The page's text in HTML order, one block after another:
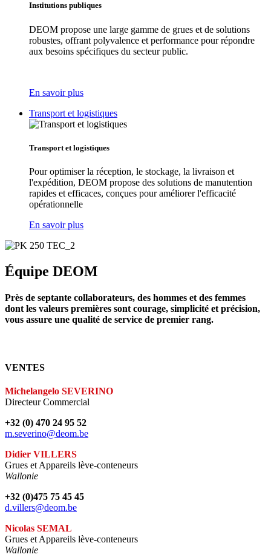
Institutions publiques
DEOM propose une large gamme de grues et de solutions
robustes, offrant polyvalence et performance pour répondre
aux besoins spécifiques du secteur public.
En savoir plus
Transport et logistiques
Transport et logistiques
Pour optimiser la réception, le stockage, la livraison et
l'expédition, DEOM propose des solutions de manutention
rapides et efficaces, conçues pour améliorer l'efficacité
opérationnelle
En savoir plus
Équipe DEOM
Près de septante collaborateurs, des hommes et des femmes
dont les valeurs premières sont courage, simplicité et précision,
vous assure une qualité de service de premier rang.
VENTES
Michelangelo SEVERINO
Directeur Commercial
+32 (0) 470 24 95 52
m.severino@deom.be
Didier VILLERS
Grues et Appareils lève-conteneurs
Wallonie
+32 (0)475 75 45 45
d.villers@deom.be
Nicolas SEMAL
Grues et Appareils lève-conteneurs
Wallonie